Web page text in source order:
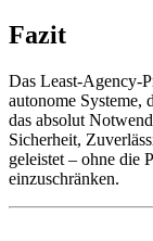
Fazit
Das Least-Agency-
autonome Systeme,
das absolut
Sicherheit,
geleistet – ohne die
einzuschränken.